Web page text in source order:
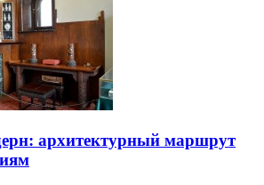
архитектурный маршрут